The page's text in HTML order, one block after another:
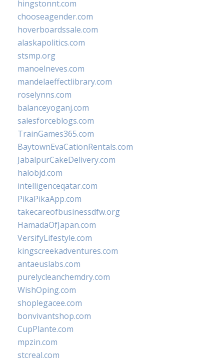
hingstonnt.com
chooseagender.com
hoverboardssale.com
alaskapolitics.com
stsmp.org
manoelneves.com
mandelaeffectlibrary.com
roselynns.com
balanceyoganj.com
salesforceblogs.com
TrainGames365.com
BaytownEvaCationRentals.com
JabalpurCakeDelivery.com
halobjd.com
intelligenceqatar.com
PikaPikaApp.com
takecareofbusinessdfw.org
HamadaOfJapan.com
VersifyLifestyle.com
kingscreekadventures.com
antaeuslabs.com
purelycleanchemdry.com
WishOping.com
shoplegacee.com
bonvivantshop.com
CupPlante.com
mpzin.com
stcreal.com